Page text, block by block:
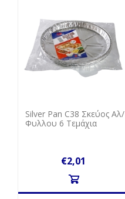
Silver Pan C38 Σκεύος Αλ/
Φυλλου 6 Τεμάχια
€2,01